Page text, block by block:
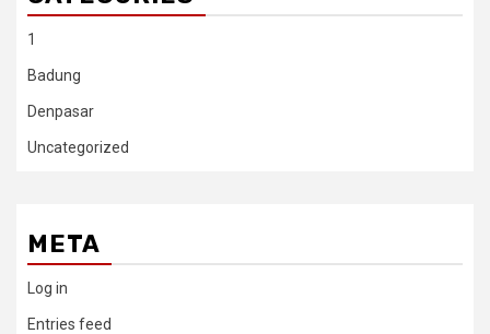
1
Badung
Denpasar
Uncategorized
META
Log in
Entries feed